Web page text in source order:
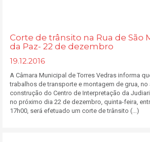
Corte de trânsito na Rua de São
da Paz- 22 de dezembro
19.12.2016
A Câmara Municipal de Torres Vedras informa
trabalhos de transporte e montagem de grua, no
construção do Centro de Interpretação da
no próximo dia 22 de dezembro, quinta-feira,
17h00, será efetuado um corte de trânsito (...)